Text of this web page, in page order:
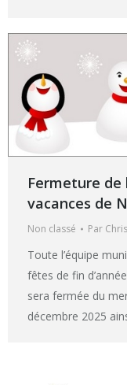
Fermeture
vacances de
Non classé Par
Toute l’équipe
fêtes de fin
sera fermée du
décembre 2025